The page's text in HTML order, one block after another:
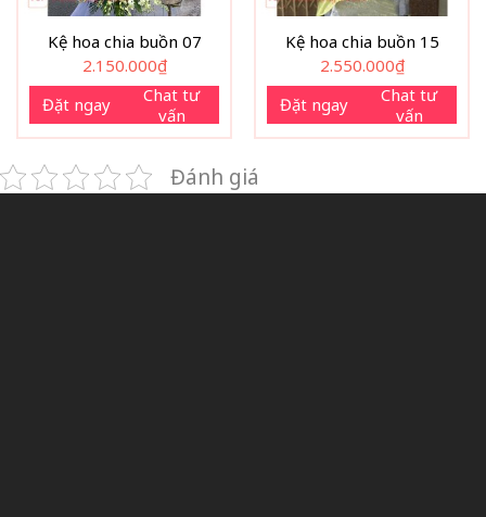
Kệ hoa chia buồn 07
2.150.000₫
Đặt ngay
Chat tư
vấn
Kệ hoa chia buồn 15
2.550.000₫
Đặt ngay
Chat tư
vấn
Đánh giá